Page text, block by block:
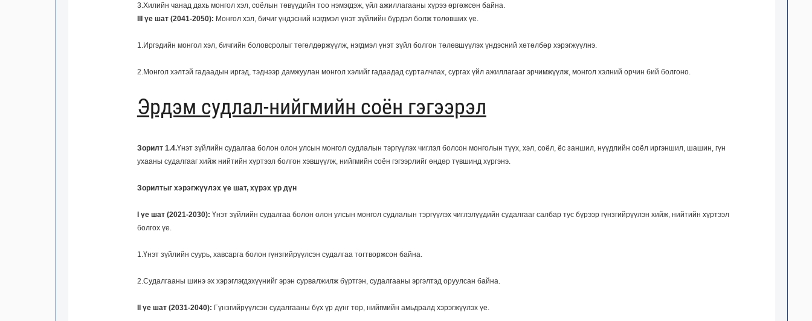
3.Хилийн чанад дахь монгол хэл, соёлын төвүүдийн тоо нэмэгдэж, үйл ажиллагааны хүрээ өргөжсөн байна.
III үе шат (2041-2050): Монгол хэл, бичиг үндэсний нэгдмэл үнэт зүйлийн бүрдэл болж төлөвших үе.
1.Иргэдийн монгол хэл, бичгийн боловсролыг төгөлдөржүүлж, нэгдмэл үнэт зүйл болгон төлөвшүүлэх үндэсний хөтөлбөр хэрэгжүүлнэ.
2.Монгол хэлтэй гадаадын иргэд, тэднээр дамжуулан монгол хэлийг гадаадад сурталчлах, сургах үйл ажиллагааг эрчимжүүлж, монгол хэлний орчин бий болгоно.
Эрдэм судлал-нийгмийн соён гэгээрэл
Зорилт 1.4.Үнэт зүйлийн судалгаа болон олон улсын монгол судлалын тэргүүлэх чиглэл болсон монголын түүх, хэл, соёл, ёс заншил, нүүдлийн соёл иргэншил, шашин, гүн
ухааны судалгааг хийж нийтийн хүртээл болгон хэвшүүлж, нийгмийн соён гэгээрлийг өндөр түвшинд хүргэнэ.
Зорилтыг хэрэгжүүлэх үе шат, хүрэх үр дүн
I үе шат (2021-2030): Үнэт зүйлийн судалгаа болон олон улсын монгол судлалын тэргүүлэх чиглэлүүдийн судалгааг салбар тус бүрээр гүнзгийрүүлэн хийж, нийтийн хүртээл
болгох үе.
1.Үнэт зүйлийн суурь, хавсарга болон гүнзгийрүүлсэн судалгаа тогтворжсон байна.
2.Судалгааны шинэ эх хэрэглэгдэхүүнийг эрэн сурвалжилж бүртгэн, судалгааны эргэлтэд оруулсан байна.
II үе шат (2031-2040): Гүнзгийрүүлсэн судалгааны бүх үр дүнг төр, нийгмийн амьдралд хэрэгжүүлэх үе.